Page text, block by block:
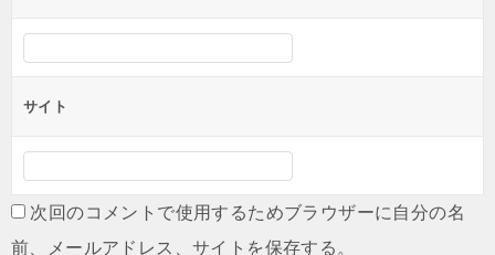
サイト
次回のコメントで使用するためブラウザーに自分の名
前、メールアドレス、サイトを保存する。